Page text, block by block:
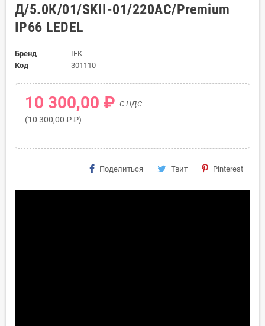
Д/5.0К/01/SKII-01/220AC/Premium
IP66 LEDEL
Бренд
IEK
Код
301110
10 300,00 ₽ С НДС
(10 300,00 ₽ ₽)
Поделиться Твит Pinterest